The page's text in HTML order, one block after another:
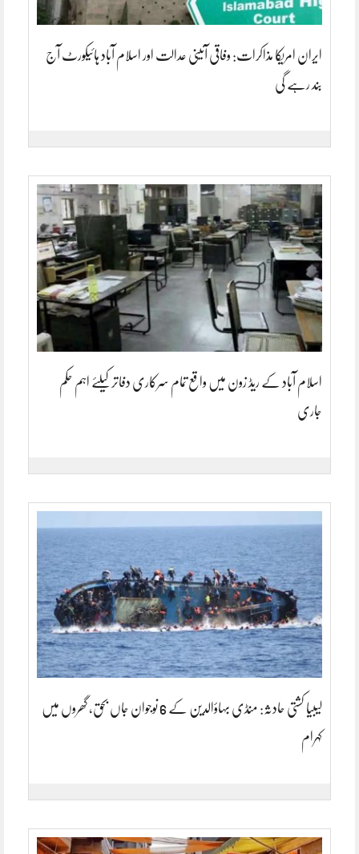
ایران امریکا مذاکرات: وفاقی آئینی عدالت اور اسلام آباد ہائیکورٹ آج
بند رہے گی
اسلام آباد کے ریڈ زون میں واقع تمام سرکاری دفاتر کیلئے اہم حکم
جاری
لیبیا کشتی حادثہ: منڈی بہاؤالدین کے 6 نوجوان جاں بحق، گھروں میں
کہرام